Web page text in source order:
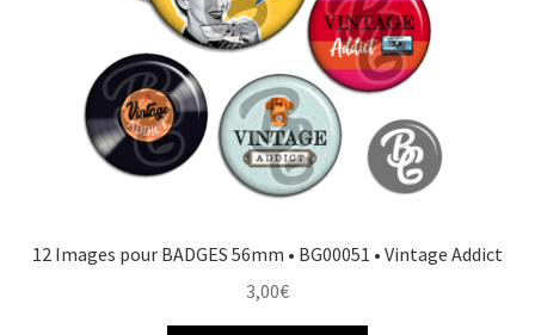
12 Images pour BADGES 56mm • BG00051 • Vintage Addict
3,00€